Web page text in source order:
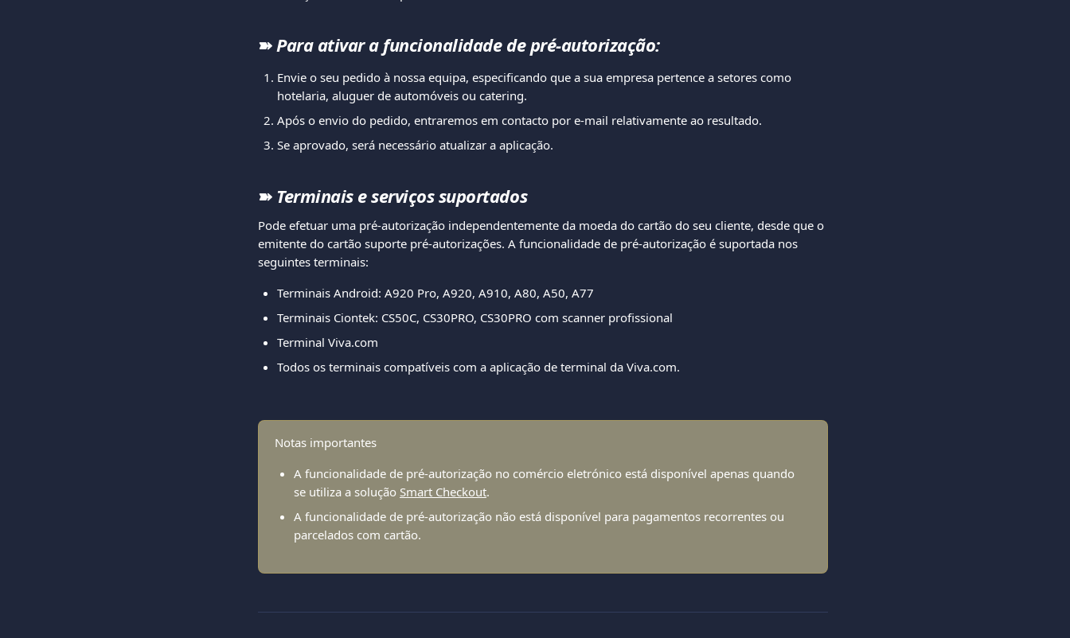
➽ Para ativar a funcionalidade de pré-autorização:
Envie o seu pedido à nossa equipa, especificando que a sua empresa pertence a setores como
hotelaria, aluguer de automóveis ou catering.
Após o envio do pedido, entraremos em contacto por e-mail relativamente ao resultado.
Se aprovado, será necessário atualizar a aplicação.
➽ Terminais e serviços suportados
Pode efetuar uma pré-autorização independentemente da moeda do cartão do seu cliente, desde que o
emitente do cartão suporte pré-autorizações. A funcionalidade de pré-autorização é suportada nos
seguintes terminais:
Terminais Android: A920 Pro, A920, A910, A80, A50, A77
Terminais Ciontek: CS50C, CS30PRO, CS30PRO com scanner profissional
Terminal Viva.com
Todos os terminais compatíveis com a aplicação de terminal da Viva.com.
Notas importantes
A funcionalidade de pré-autorização no comércio eletrónico está disponível apenas quando
se utiliza a solução Smart Checkout.
A funcionalidade de pré-autorização não está disponível para pagamentos recorrentes ou
parcelados com cartão.